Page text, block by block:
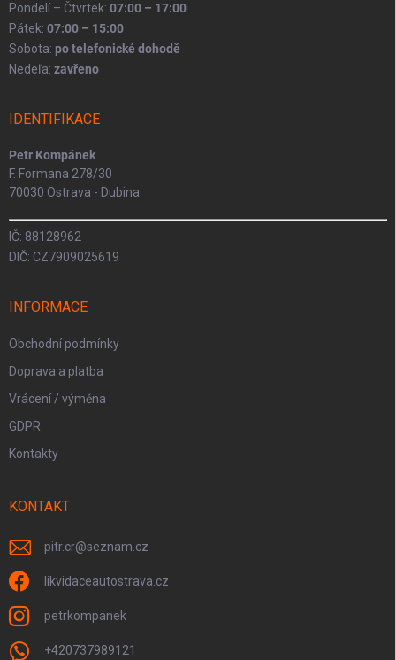
Pondelí – Čtvrtek: 07:00 – 17:00
Pátek: 07:00 – 15:00
Sobota: po telefonické dohodě
Nedeľa: zavřeno
IDENTIFIKACE
Petr Kompánek
F. Formana 278/30
70030 Ostrava - Dubina
IČ: 88128962
DIČ: CZ7909025619
INFORMACE
Obchodní podmínky
Doprava a platba
Vrácení / výměna
GDPR
Kontakty
KONTAKT
pitr.cr@seznam.cz
likvidaceautostrava.cz
petrkompanek
+420737989121